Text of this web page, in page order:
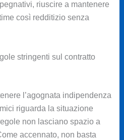
riuscire a mantenere
così redditizio senza
stringenti sul contratto
l’agognata indipendenza
riguarda la situazione
non lasciano spazio a
accennato, non basta